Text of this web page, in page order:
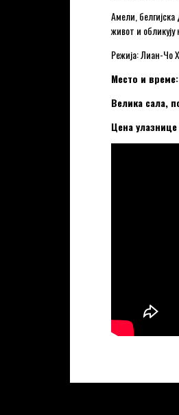
Амели,
живот и
Режија: Лиан-Чо
Место и време:
Велика сала,
Цена